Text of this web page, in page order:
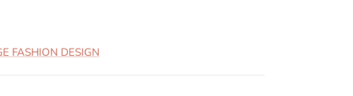
FASHION DESIGN